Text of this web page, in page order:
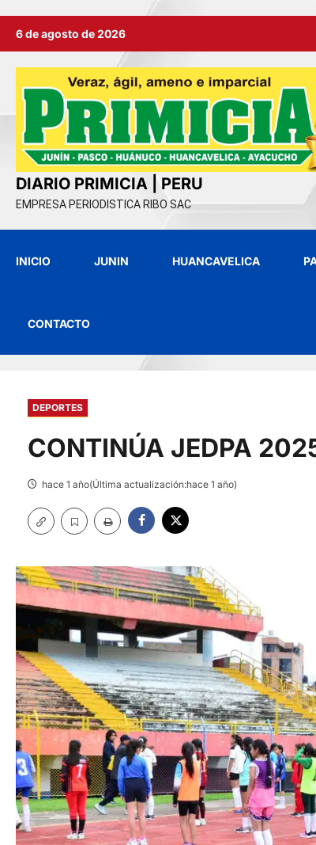
6 de agosto de 2026
DIARIO PRIMICIA | PERU
EMPRESA PERIODISTICA RIBO SAC
INICIO JUNIN HUANCAVELICA
CONTACTO
DEPORTES
CONTINÚA JEDPA
hace 1 año(Última actualización:hace 1 año)